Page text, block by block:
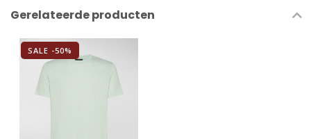
Gerelateerde producten
SALE -50%